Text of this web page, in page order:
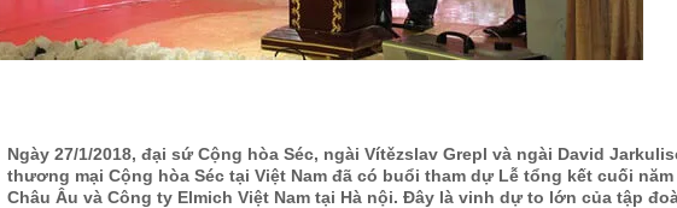
Ngày 27/1/2018, đại sứ Cộng hòa Séc, ngài Vítězslav Grepl và ngài David
thương mại Cộng hòa Séc tại Việt Nam đã có buổi tham dự Lễ tổng kết cuối
Châu Âu và Công ty Elmich Việt Nam tại Hà nội. Đây là vinh dự to lớn của tập